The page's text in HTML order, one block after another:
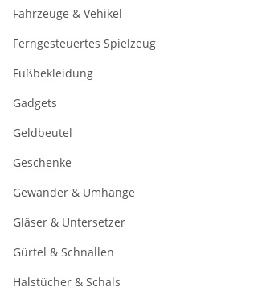
Fahrzeuge & Vehikel
Ferngesteuertes Spielzeug
Fußbekleidung
Gadgets
Geldbeutel
Geschenke
Gewänder & Umhänge
Gläser & Untersetzer
Gürtel & Schnallen
Halstücher & Schals